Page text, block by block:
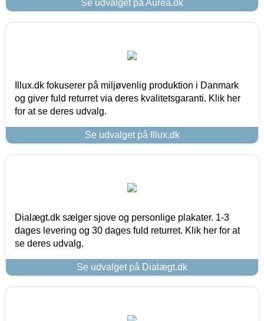
Se udvalget på Aurea.dk
Illux.dk fokuserer på miljøvenlig produktion i Danmark
og giver fuld returret via deres kvalitetsgaranti. Klik her
for at se deres udvalg.
Se udvalget på Illux.dk
Dialægt.dk sælger sjove og personlige plakater. 1-3
dages levering og 30 dages fuld returret. Klik her for at
se deres udvalg.
Se udvalget på Dialægt.dk